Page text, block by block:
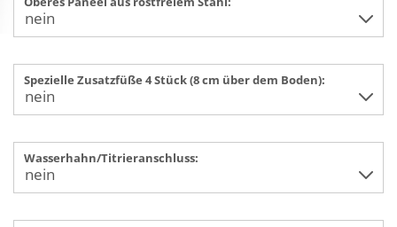
Spezielle Zusatzfüße 4 Stück (8 cm über dem Boden):
Wasserhahn/Titrieranschluss: